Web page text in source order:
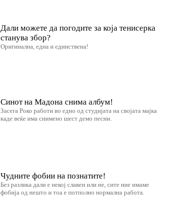
Дали можете да погодите за која тенисерка
станува збор?
Оригинална, една и единствена!
Синот на Мадона снима албум!
Засега Роко работи во едно од студијата на својата мајка
каде веќе има снимено шест демо песни.
Чудните фобии на познатите!
Без разлика дали е некој славен или не, сите ние имаме
фобија од нешто и тоа е потполно нормална работа.